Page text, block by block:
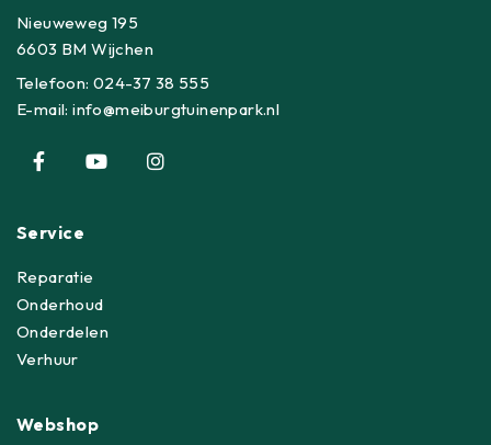
Nieuweweg 195
6603 BM Wijchen
Telefoon:024-37 38 555
E-mail:info@meiburgtuinenpark.nl
Service
Reparatie
Onderhoud
Onderdelen
Verhuur
Webshop